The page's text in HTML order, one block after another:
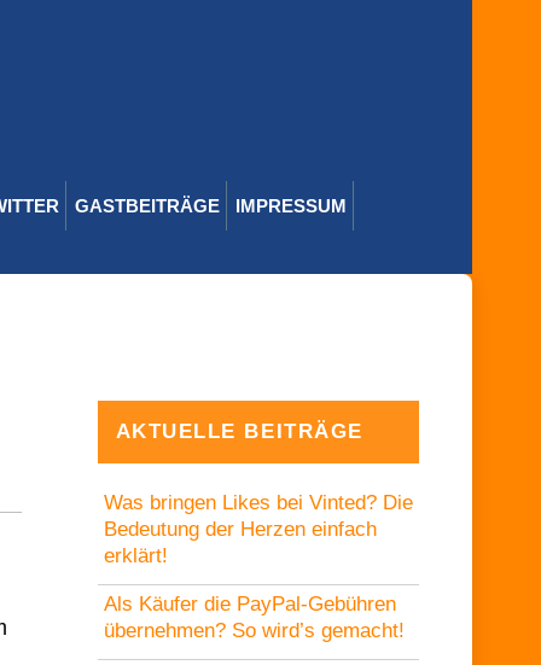
GASTBEITRÄGE IMPRESSUM
AKTUELLE BEITRÄGE
Was bringen Likes bei Vinted? Die
Bedeutung der Herzen einfach
erklärt!
Als Käufer die PayPal-Gebühren
übernehmen? So wird’s gemacht!